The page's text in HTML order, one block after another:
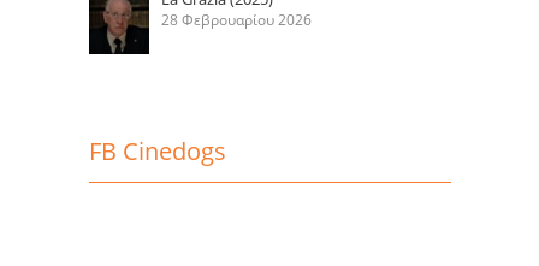
28 Φεβρουαρίου 2026
FB Cinedogs